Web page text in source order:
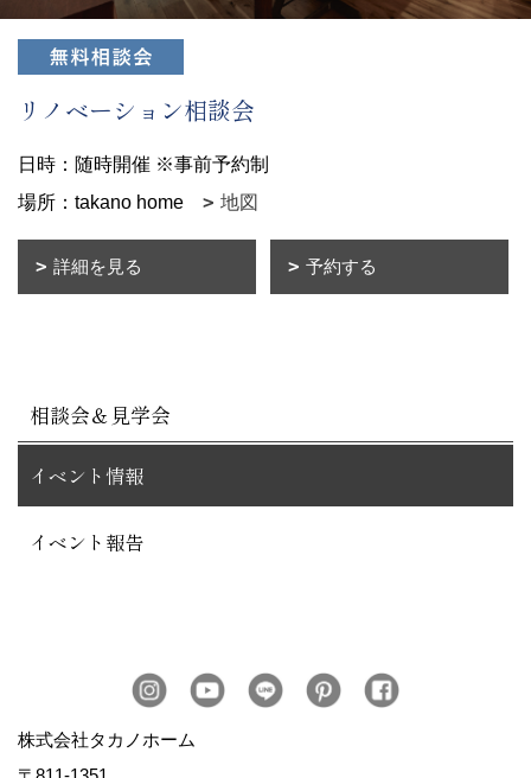
リノベーション相談会
日時：随時開催 ※事前予約制
場所：takano home
地図
詳細を見る 予約する
相談会＆見学会
イベント情報
イベント報告
株式会社タカノホーム